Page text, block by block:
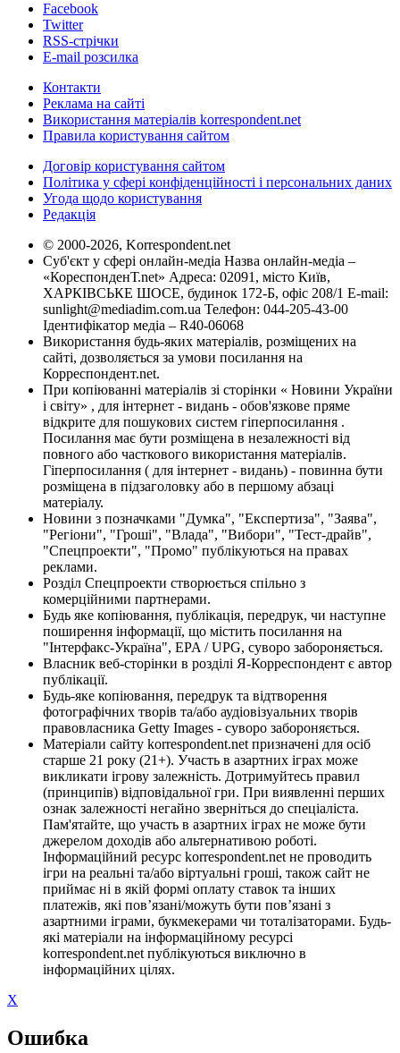
Facebook
Twitter
RSS-стрічки
E-mail розсилка
Контакти
Реклама на сайті
Використання матеріалів korrespondent.net
Правила користування сайтом
Договір користування сайтом
Політика у сфері конфіденційності і персональних даних
Угода щодо користування
Редакція
© 2000-2026, Korrespondent.net
Суб'єкт у сфері онлайн-медіа Назва онлайн-медіа –
«КореспонденТ.net» Адреса: 02091, місто Київ,
ХАРКІВСЬКЕ ШОСЕ, будинок 172-Б, офіс 208/1 E-mail:
sunlight@mediadim.com.ua Телефон: 044-205-43-00
Ідентифікатор медіа – R40-06068
Використання будь-яких матеріалів, розміщених на
сайті, дозволяється за умови посилання на
Корреспондент.net.
При копіюванні матеріалів зі сторінки « Новини України
і світу» , для інтернет - видань - обов'язкове пряме
відкрите для пошукових систем гіперпосилання .
Посилання має бути розміщена в незалежності від
повного або часткового використання матеріалів.
Гіперпосилання ( для інтернет - видань) - повинна бути
розміщена в підзаголовку або в першому абзаці
матеріалу.
Новини з позначками "Думка", "Експертиза", "Заява",
"Регіони", "Гроші", "Влада", "Вибори", "Тест-драйв",
"Спецпроекти", "Промо" публікуються на правах
реклами.
Розділ Спецпроекти створюється спільно з
комерційними партнерами.
Будь яке копіювання, публікація, передрук, чи наступне
поширення інформації, що містить посилання на
"Інтерфакс-Україна", EPA / UPG, суворо забороняється.
Власник веб-сторінки в розділі Я-Корреспондент є автор
публікації.
Будь-яке копіювання, передрук та відтворення
фотографічних творів та/або аудіовізуальних творів
правовласника Getty Images - суворо забороняється.
Матеріали сайту korrespondent.net призначені для осіб
старше 21 року (21+). Участь в азартних іграх може
викликати ігрову залежність. Дотримуйтесь правил
(принципів) відповідальної гри. При виявленні перших
ознак залежності негайно зверніться до спеціаліста.
Пам'ятайте, що участь в азартних іграх не може бути
джерелом доходів або альтернативою роботі.
Інформаційний ресурс korrespondent.net не проводить
ігри на реальні та/або віртуальні гроші, також сайт не
приймає ні в якій формі оплату ставок та інших
платежів, які пов’язані/можуть бути пов’язані з
азартними іграми, букмекерами чи тоталізаторами. Будь-
які матеріали на інформаційному ресурсі
korrespondent.net публікуються виключно в
інформаційних цілях.
X
Ошибка